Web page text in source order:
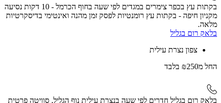
בקתות עץ בכפר צימרים במגדים לפי שעה בחוף הכרמל - 10 דקות נסיעה
מקניון חיפה - בקתות עץ רומנטיות לפסק זמן מהנה ואינטימי בדיסקרטיות
מלאה.
בלאק רום בגליל
צפון נצרת עילית
החל מ₪250 בלבד
בלאק רום בגליל חדרים לפי שעה בנצרת עילית נוף הגליל, סוויטה פרטית